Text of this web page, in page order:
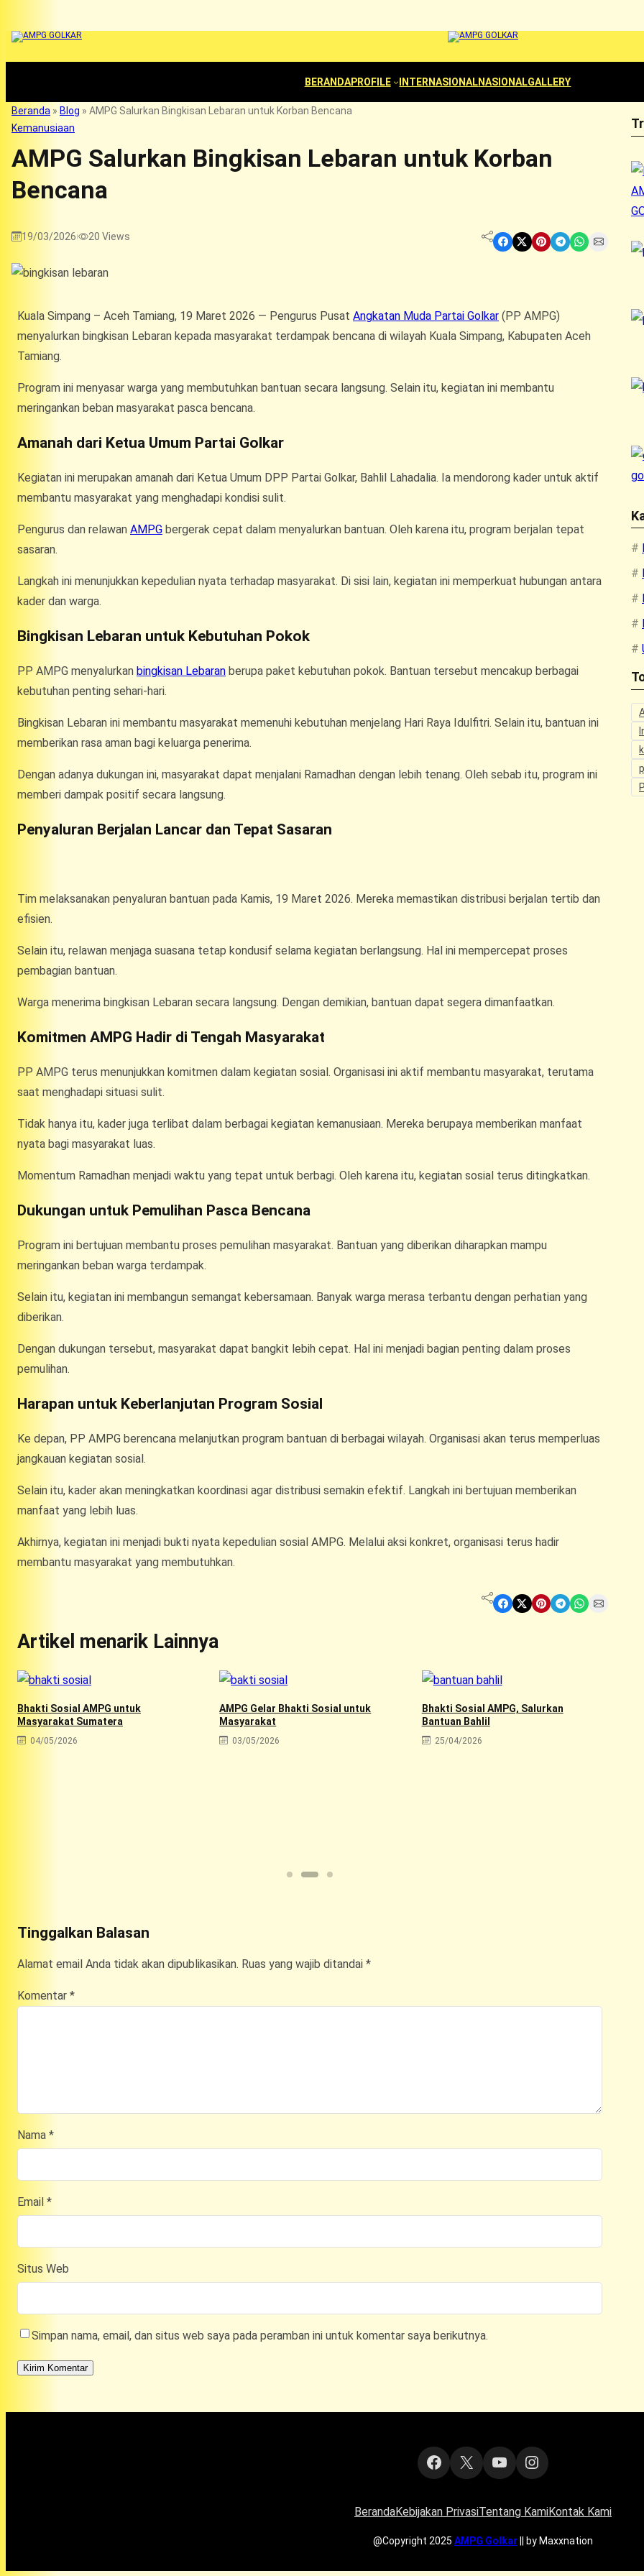
BERANDAPROFILE INTERNASIONALNASIONALGALLERY
Beranda » Blog » AMPG Salurkan Bingkisan Lebaran untuk Korban Bencana
Kemanusiaan
AMPG Salurkan Bingkisan Lebaran untuk Korban
Bencana
19/03/2026 | 20 Views Share on Facebook Share on X Share on Pinterest Share on Telegram Share on WhatsApp Share on Email
Kuala Simpang – Aceh Tamiang, 19 Maret 2026 — Pengurus Pusat Angkatan Muda Partai Golkar (PP AMPG)
menyalurkan bingkisan Lebaran kepada masyarakat terdampak bencana di wilayah Kuala Simpang, Kabupaten Aceh
Tamiang.
Program ini menyasar warga yang membutuhkan bantuan secara langsung. Selain itu, kegiatan ini membantu
meringankan beban masyarakat pasca bencana.
Amanah dari Ketua Umum Partai Golkar
Kegiatan ini merupakan amanah dari Ketua Umum DPP Partai Golkar, Bahlil Lahadalia. Ia mendorong kader untuk aktif
membantu masyarakat yang menghadapi kondisi sulit.
Pengurus dan relawan AMPG bergerak cepat dalam menyalurkan bantuan. Oleh karena itu, program berjalan tepat
sasaran.
Langkah ini menunjukkan kepedulian nyata terhadap masyarakat. Di sisi lain, kegiatan ini memperkuat hubungan antara
kader dan warga.
Bingkisan Lebaran untuk Kebutuhan Pokok
PP AMPG menyalurkan bingkisan Lebaran berupa paket kebutuhan pokok. Bantuan tersebut mencakup berbagai
kebutuhan penting sehari-hari.
Bingkisan Lebaran ini membantu masyarakat memenuhi kebutuhan menjelang Hari Raya Idulfitri. Selain itu, bantuan ini
memberikan rasa aman bagi keluarga penerima.
Dengan adanya dukungan ini, masyarakat dapat menjalani Ramadhan dengan lebih tenang. Oleh sebab itu, program ini
memberi dampak positif secara langsung.
Penyaluran Berjalan Lancar dan Tepat Sasaran
Tim melaksanakan penyaluran bantuan pada Kamis, 19 Maret 2026. Mereka memastikan distribusi berjalan tertib dan
efisien.
Selain itu, relawan menjaga suasana tetap kondusif selama kegiatan berlangsung. Hal ini mempercepat proses
pembagian bantuan.
Warga menerima bingkisan Lebaran secara langsung. Dengan demikian, bantuan dapat segera dimanfaatkan.
Komitmen AMPG Hadir di Tengah Masyarakat
PP AMPG terus menunjukkan komitmen dalam kegiatan sosial. Organisasi ini aktif membantu masyarakat, terutama
saat menghadapi situasi sulit.
Tidak hanya itu, kader juga terlibat dalam berbagai kegiatan kemanusiaan. Mereka berupaya memberikan manfaat
nyata bagi masyarakat luas.
Momentum Ramadhan menjadi waktu yang tepat untuk berbagi. Oleh karena itu, kegiatan sosial terus ditingkatkan.
Dukungan untuk Pemulihan Pasca Bencana
Program ini bertujuan membantu proses pemulihan masyarakat. Bantuan yang diberikan diharapkan mampu
meringankan beban warga terdampak.
Selain itu, kegiatan ini membangun semangat kebersamaan. Banyak warga merasa terbantu dengan perhatian yang
diberikan.
Dengan dukungan tersebut, masyarakat dapat bangkit lebih cepat. Hal ini menjadi bagian penting dalam proses
pemulihan.
Harapan untuk Keberlanjutan Program Sosial
Ke depan, PP AMPG berencana melanjutkan program bantuan di berbagai wilayah. Organisasi akan terus memperluas
jangkauan kegiatan sosial.
Selain itu, kader akan meningkatkan koordinasi agar distribusi semakin efektif. Langkah ini bertujuan memberikan
manfaat yang lebih luas.
Akhirnya, kegiatan ini menjadi bukti nyata kepedulian sosial AMPG. Melalui aksi konkret, organisasi terus hadir
membantu masyarakat yang membutuhkan.
Share on Facebook Share on X Share on Pinterest Share on Telegram Share on WhatsApp Share on Email
Artikel menarik Lainnya
Bhakti Sosial AMPG untuk
Masyarakat Sumatera
04/05/2026
AMPG Gelar Bhakti Sosial untuk
Masyarakat
03/05/2026
Bhakti Sosial AMPG, Salurkan
Bantuan Bahlil
25/04/2026
Tinggalkan Balasan
Alamat email Anda tidak akan dipublikasikan. Ruas yang wajib ditandai *
Komentar *
Nama *
Email *
Situs Web
Simpan nama, email, dan situs web saya pada peramban ini untuk komentar saya berikutnya.
Facebook
X YouTubeInstagram
BerandaKebijakan PrivasiTentang KamiKontak Kami
@Copyright 2025 AMPG Golkar || by Maxxnation